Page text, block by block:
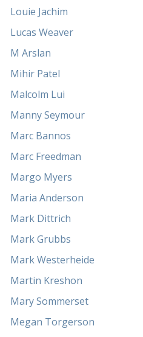
Louie Jachim
Lucas Weaver
M Arslan
Mihir Patel
Malcolm Lui
Manny Seymour
Marc Bannos
Marc Freedman
Margo Myers
Maria Anderson
Mark Dittrich
Mark Grubbs
Mark Westerheide
Martin Kreshon
Mary Sommerset
Megan Torgerson